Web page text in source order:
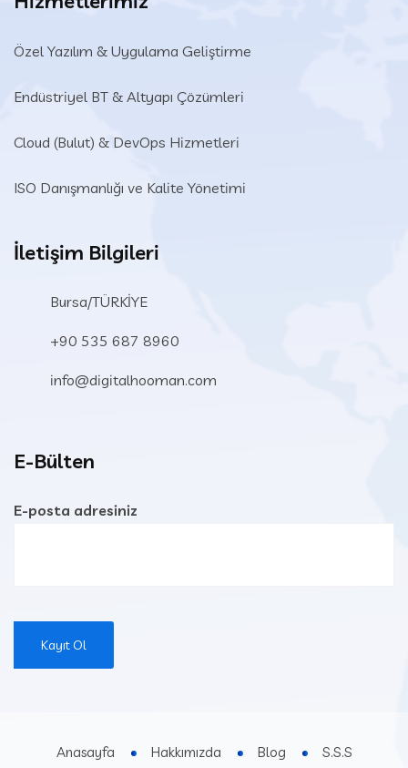
Özel Yazılım & Uygulama Geliştirme
Endüstriyel BT & Altyapı Çözümleri​
Cloud (Bulut) & DevOps Hizmetleri
ISO Danışmanlığı ve Kalite Yönetimi
İletişim Bilgileri
Bursa/TÜRKİYE
+90 535 687 8960
info@digitalhooman.com
E-Bülten
E-posta adresiniz
Anasayfa Hakkımızda Blog S.S.S